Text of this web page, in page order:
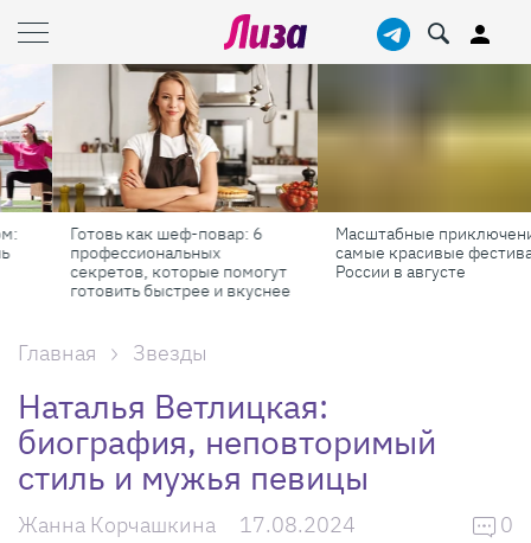
Готовь как шеф-повар: 6
профессиональных
секретов, которые помогут
готовить быстрее и вкуснее
Масштабные приключения:
самые красивые фестивали
России в августе
Главная Звезды
Наталья Ветлицкая:
биография, неповторимый
стиль и мужья певицы
Жанна Корчашкина 17.08.2024 0